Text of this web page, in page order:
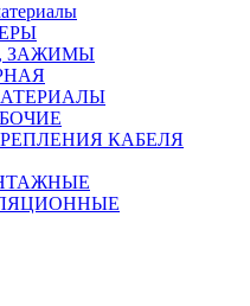
ЗАЖИМЫ
КАБЕЛЯ